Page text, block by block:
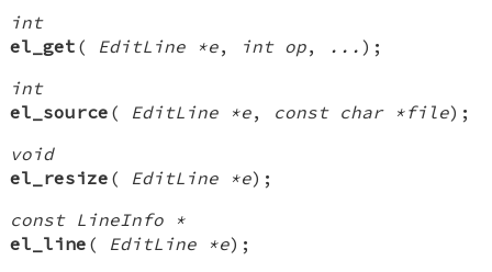
int
el_get ( EditLine *e, int op, ... );
int
el_source ( EditLine *e, const char *file);
void
el_resize ( EditLine *e);
const LineInfo *
el_line ( EditLine *e);